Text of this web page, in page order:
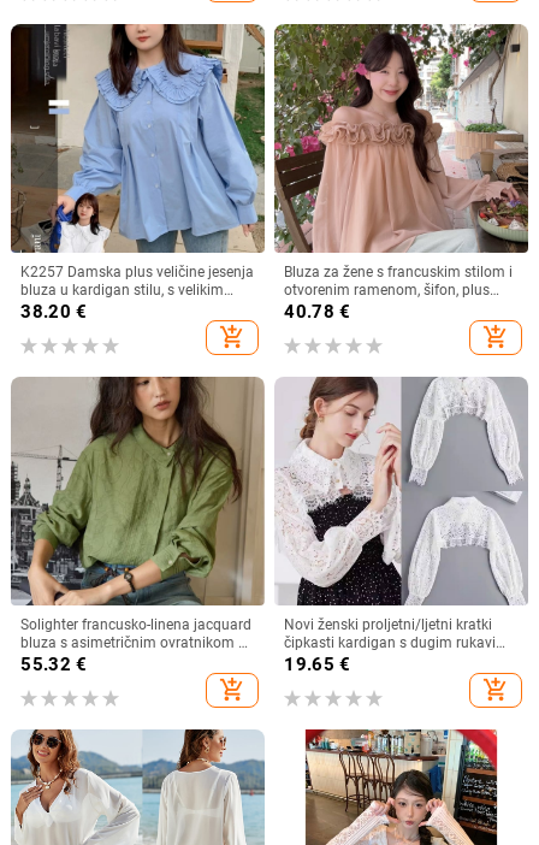
K2257 Damska plus veličine jesenja
bluza u kardigan stilu, s velikim
ovratnikom, dvostrukim slojem i
čipkastim rubom, sladak izgled
38.20 €
add_shopping_cart
Bluza za žene s francuskim stilom i
otvorenim ramenom, šifon, plus
veličina, dugi rukav
40.78 €
add_shopping_cart
Solighter francusko-linena jacquard
bluza s asimetričnim ovratnikom za
žene, dugi rukavi, proljeće 2026
55.32 €
add_shopping_cart
Novi ženski proljetni/ljetni kratki
čipkasti kardigan s dugim rukavima
i lažnim ovratnikom, otporan na
19.65 €
add_shopping_cart